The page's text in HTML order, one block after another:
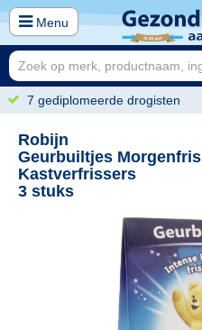
Menu
7 gediplomeerde drogisten
Robijn
Geurbuiltjes Morgenfris
Kastverfrissers
3 stuks